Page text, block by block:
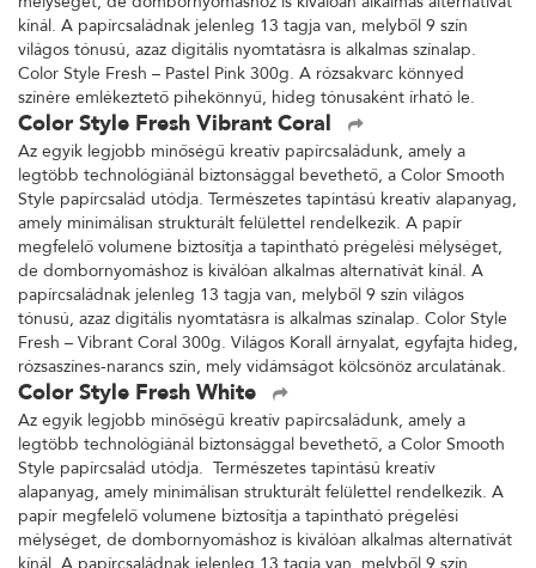
kínál. A papírcsaládnak jelenleg 13 tagja van, melyből 9 szín
világos tónusú, azaz digitális nyomtatásra is alkalmas színalap.
Color Style Fresh – Pastel Pink 300g. A rózsakvarc könnyed
színére emlékeztető pihekönnyű, hideg tónusaként írható le.
Color Style Fresh Vibrant Coral
Az egyik legjobb minőségű kreatív papírcsaládunk, amely a
legtöbb technológiánál biztonsággal bevethető, a Color Smooth
Style papírcsalád utódja. Természetes tapintású kreatív alapanyag,
amely minimálisan strukturált felülettel rendelkezik. A papír
megfelelő volumene biztosítja a tapintható prégelési mélységet,
de dombornyomáshoz is kiválóan alkalmas alternatívát kínál. A
papírcsaládnak jelenleg 13 tagja van, melyből 9 szín világos
tónusú, azaz digitális nyomtatásra is alkalmas színalap. Color Style
Fresh – Vibrant Coral 300g. Világos Korall árnyalat, egyfajta hideg,
rózsaszínes-narancs szín, mely vidámságot kölcsönöz arculatának.
Color Style Fresh White
Az egyik legjobb minőségű kreatív papírcsaládunk, amely a
legtöbb technológiánál biztonsággal bevethető, a Color Smooth
Style papírcsalád utódja. Természetes tapintású kreatív
alapanyag, amely minimálisan strukturált felülettel rendelkezik. A
papír megfelelő volumene biztosítja a tapintható prégelési
mélységet, de dombornyomáshoz is kiválóan alkalmas alternatívát